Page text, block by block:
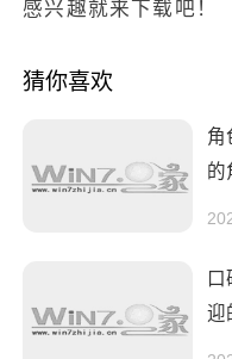
感兴趣就来下载吧！
猜你喜欢
角
的
迎